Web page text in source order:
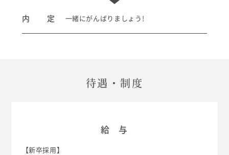
内 定 一緒にがんばりましょう!
待遇・制度
給 与
【新卒採用】